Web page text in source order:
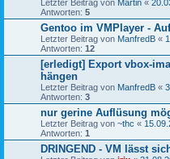
Letzter Beitrag von Martin «
Antworten: 5
Gentoo im VMPlayer -
Letzter Beitrag von ManfredB «
Antworten: 12
[erledigt] Export vbox-
hängen
Letzter Beitrag von ManfredB «
Antworten: 3
nur gerine Auflüsung
Letzter Beitrag von ~thc «
Antworten: 1
DRINGEND - VM lässt